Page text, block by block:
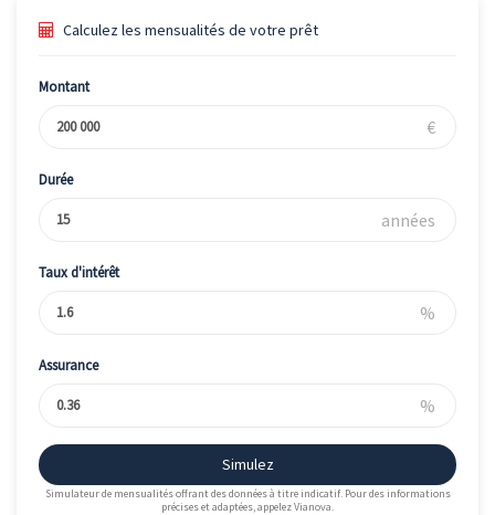
Calculez les mensualités de votre prêt
Montant
€
Durée
années
Taux d'intérêt
%
Assurance
%
Simulez
Simulateur de mensualités offrant des données à titre indicatif. Pour des informations
précises et adaptées, appelez Vianova.